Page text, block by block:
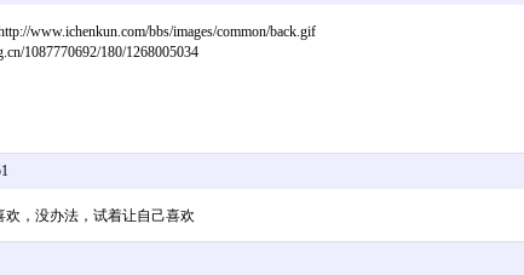
www.ichenkun.com/bbs/images/common/back.gif
1087770692/180/1268005034
，没办法，试着让自己喜欢